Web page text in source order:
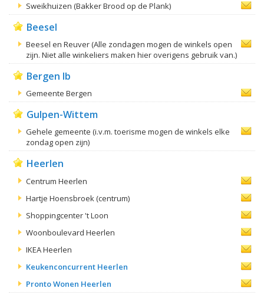
Sweikhuizen (Bakker Brood op de Plank)
Beesel
Beesel en Reuver (Alle zondagen mogen de winkels open
zijn. Niet alle winkeliers maken hier overigens gebruik van.)
Bergen lb
Gemeente Bergen
Gulpen-Wittem
Gehele gemeente (i.v.m. toerisme mogen de winkels elke
zondag open zijn)
Heerlen
Centrum Heerlen
Hartje Hoensbroek (centrum)
Shoppingcenter 't Loon
Woonboulevard Heerlen
IKEA Heerlen
Keukenconcurrent Heerlen
Pronto Wonen Heerlen